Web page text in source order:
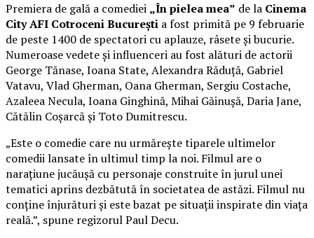
Premiera de gală a comediei „În pielea mea” de la Cinema
City AFI Cotroceni București a fost primită pe 9 februarie
de peste 1400 de spectatori cu aplauze, râsete și bucurie.
Numeroase vedete și influenceri au fost alături de actorii
George Tănase, Ioana State, Alexandra Răduță, Gabriel
Vatavu, Vlad Gherman, Oana Gherman, Sergiu Costache,
Azaleea Necula, Ioana Ginghină, Mihai Găinușă, Daria Jane,
Cătălin Coșarcă și Toto Dumitrescu.
„Este o comedie care nu urmărește tiparele ultimelor
comedii lansate în ultimul timp la noi. Filmul are o
narațiune jucăușă cu personaje construite în jurul unei
tematici aprins dezbătută în societatea de astăzi. Filmul nu
conține înjurături și este bazat pe situații inspirate din viața
reală.”, spune regizorul Paul Decu.